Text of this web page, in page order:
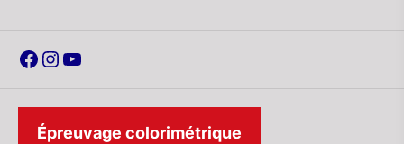
Facebook
Instagram
YouTube
Épreuvage colorimétrique